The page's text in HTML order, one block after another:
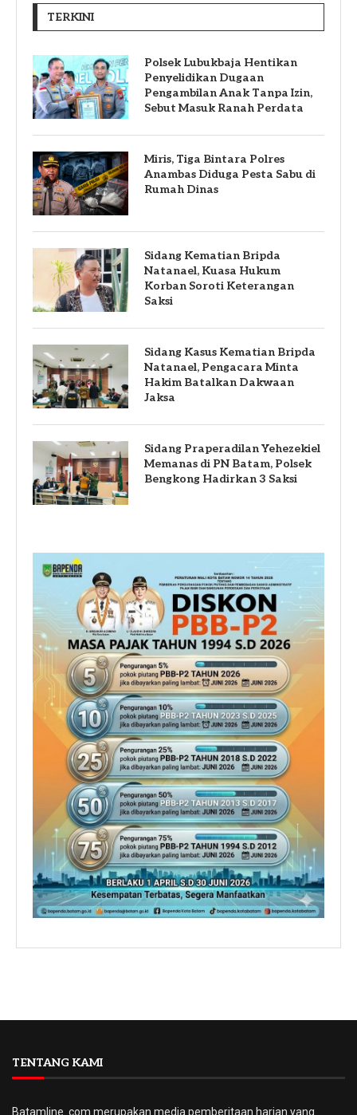
TERKINI
Polsek Lubukbaja Hentikan
Penyelidikan Dugaan
Pengambilan Anak Tanpa Izin,
Sebut Masuk Ranah Perdata
Miris, Tiga Bintara Polres
Anambas Diduga Pesta Sabu di
Rumah Dinas
Sidang Kematian Bripda
Natanael, Kuasa Hukum
Korban Soroti Keterangan
Saksi
Sidang Kasus Kematian Bripda
Natanael, Pengacara Minta
Hakim Batalkan Dakwaan
Jaksa
Sidang Praperadilan Yehezekiel
Memanas di PN Batam, Polsek
Bengkong Hadirkan 3 Saksi
TENTANG KAMI
Batamline. com merupakan media pemberitaan harian yang